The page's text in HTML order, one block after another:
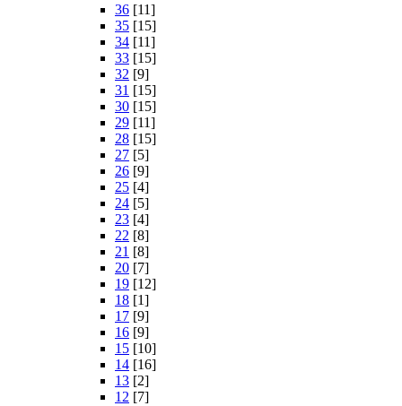
36 [11]
35 [15]
34 [11]
33 [15]
32 [9]
31 [15]
30 [15]
29 [11]
28 [15]
27 [5]
26 [9]
25 [4]
24 [5]
23 [4]
22 [8]
21 [8]
20 [7]
19 [12]
18 [1]
17 [9]
16 [9]
15 [10]
14 [16]
13 [2]
12 [7]